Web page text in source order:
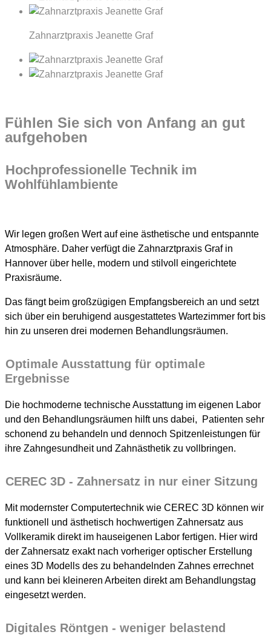
Zahnarztpraxis Jeanette Graf
Fühlen Sie sich von Anfang an gut
aufgehoben
Hochprofessionelle Technik im
Wohlfühlambiente
Wir legen großen Wert auf eine ästhetische und entspannte
Atmosphäre. Daher verfügt die Zahnarztpraxis Graf in
Hannover über helle, modern und stilvoll eingerichtete
Praxisräume.
Das fängt beim großzügigen Empfangsbereich an und setzt
sich über ein beruhigend ausgestattetes Wartezimmer fort bis
hin zu unseren drei modernen Behandlungsräumen.
Optimale Ausstattung für optimale
Ergebnisse
Die hochmoderne technische Ausstattung im eigenen Labor
und den Behandlungsräumen hilft uns dabei, Patienten sehr
schonend zu behandeln und dennoch Spitzenleistungen für
ihre Zahngesundheit und Zahnästhetik zu vollbringen.
CEREC 3D - Zahnersatz in nur einer Sitzung
Mit modernster Computertechnik wie CEREC 3D können wir
funktionell und ästhetisch hochwertigen Zahnersatz aus
Vollkeramik direkt im hauseigenen Labor fertigen. Hier wird
der Zahnersatz exakt nach vorheriger optischer Erstellung
eines 3D Modells des zu behandelnden Zahnes errechnet
und kann bei kleineren Arbeiten direkt am Behandlungstag
eingesetzt werden.
Digitales Röntgen - weniger belastend